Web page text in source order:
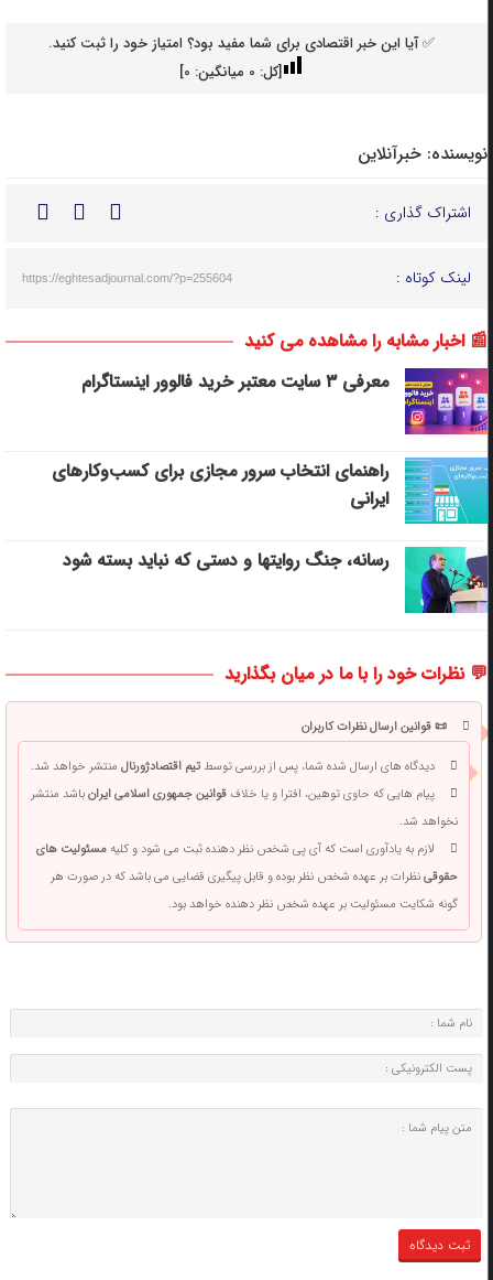
✅ آیا این خبر اقتصادی برای شما مفید بود؟ امتیاز خود را ثبت کنید.
[کل: 0میانگین: 0
]
نویسنده: خبرآنلاین
اشتراک گذاری :
لینک کوتاه : https://eghtesadjournal.com/?p=255604
📰 اخبار مشابه را مشاهده می کنید
معرفی ۳ سایت معتبر خرید فالوور اینستاگرام
راهنمای انتخاب سرور مجازی برای کسب‌وکارهای
ایرانی
رسانه، جنگ روایتها و دستی که نباید بسته شود
💬 نظرات خود را با ما در میان بگذارید
📜 قوانین ارسال نظرات کاربران
دیدگاه های ارسال شده شما، پس از بررسی توسطتیم اقتصادژورنالمنتشر خواهد شد.
پیام هایی که حاوی توهین، افترا و یا خلافقوانین جمهوری اسلامی ایرانباشد منتشر
نخواهد شد.
لازم به یادآوری است که آی پی شخص نظر دهنده ثبت می شود و کلیهمسئولیت های
حقوقینظرات بر عهده شخص نظر بوده و قابل پیگیری قضایی می باشد که در صورت هر
گونه شکایت مسئولیت بر عهده شخص نظر دهنده خواهد بود.